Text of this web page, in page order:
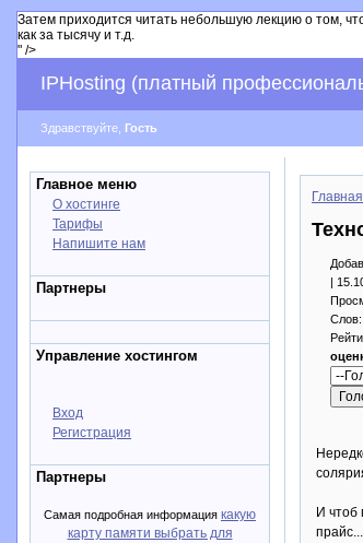
Затем приходится читать небольшую лекцию о том,
как за тысячу и т.д.
" />
IPHosting (платный
Здравствуйте, Гость
Главное меню
О хостинге
Тарифы
Напишите нам
Партнеры
Управление хостингом
Вход
Регистрация
Партнеры
Самая подробная информация какую
карту памяти выбрать для
|
Слов:
И чтоб
прайс...